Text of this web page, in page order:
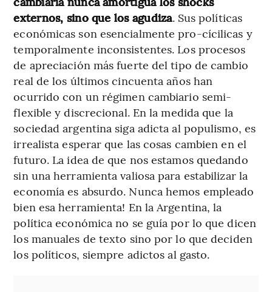
externos, sino que los agudiza. Sus políticas
económicas son esencialmente pro-cícilicas y
temporalmente inconsistentes. Los procesos
de apreciación más fuerte del tipo de cambio
real de los últimos cincuenta años han
ocurrido con un régimen cambiario semi-
flexible y discrecional. En la medida que la
sociedad argentina siga adicta al populismo, es
irrealista esperar que las cosas cambien en el
futuro. La idea de que nos estamos quedando
sin una herramienta valiosa para estabilizar la
economía es absurdo. Nunca hemos empleado
bien esa herramienta! En la Argentina, la
política económica no se guía por lo que dicen
los manuales de texto sino por lo que deciden
los políticos, siempre adictos al gasto.